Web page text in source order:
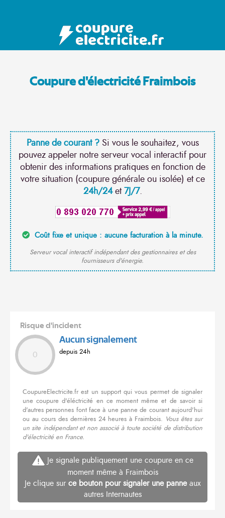
Coupure d'électricité Fraimbois
Panne de courant ?Si vous le souhaitez, vous
pouvez appeler notre serveur vocal interactif pour
obtenir des informations pratiques en fonction de
votre situation (coupure générale ou isolée) et ce
24h/24et7J/7.
Coût fixe et unique : aucune facturation à la minute.
Serveur vocal interactif indépendant des gestionnaires et des
fournisseurs d'énergie.
Risque d'incident
0
Aucun signalement
depuis 24h
CoupureElectricite.fr est un support qui vous permet de signaler
une coupure d'éléctricité en ce moment même et de savoir si
d'autres personnes font face à une panne de courant aujourd'hui
ou au cours des dernières 24 heures à Fraimbois. Vous êtes sur
un site indépendant et non associé à toute société de distribution
d'électricité en France.
Je signale publiquement une coupure en ce
moment même à Fraimbois
Je clique sur ce bouton pour signaler une panneaux
autres Internautes